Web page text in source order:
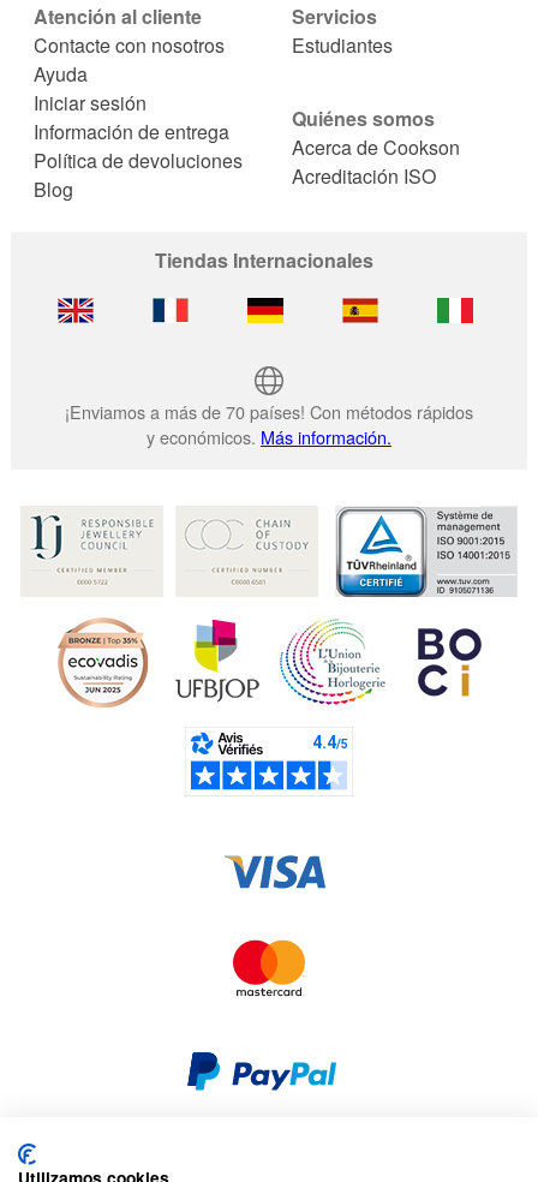
Atención al cliente
Contacte con nosotros
Ayuda
Iniciar sesión
Información de entrega
Política de devoluciones
Blog
Servicios
Estudiantes
Quiénes somos
Acerca de Cookson
Acreditación ISO
Tiendas Internacionales
¡Enviamos a más de 70 países! Con métodos rápidos
y económicos. Más información.
Utilizamos cookies